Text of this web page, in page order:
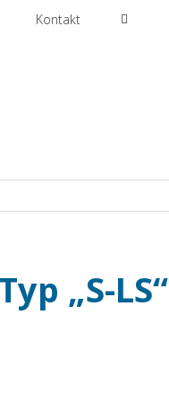
Kontakt
„S-LS“